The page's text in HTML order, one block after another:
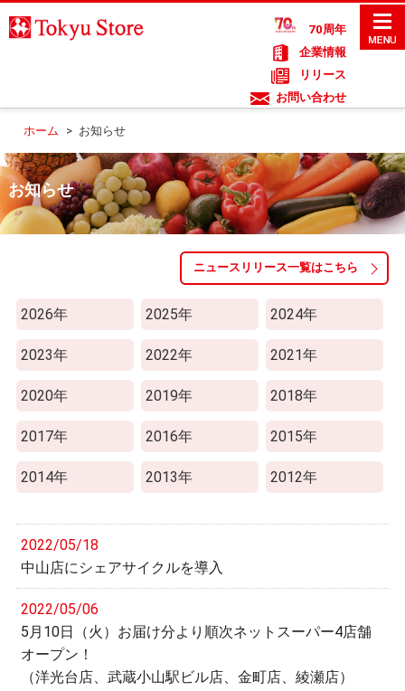
70周年
企業情報
リリース
お問い合わせ
ホーム > お知らせ
お知らせ
ニュースリリース一覧はこちら
2026年 2025年 2024年
2023年 2022年 2021年
2020年 2019年 2018年
2017年 2016年 2015年
2014年 2013年 2012年
2022/05/18
中山店にシェアサイクルを導入
2022/05/06
5月10日（火）お届け分より順次ネットスーパー4店舗
オープン！
（洋光台店、武蔵小山駅ビル店、金町店、綾瀬店）